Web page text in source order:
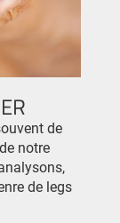
de
notre
de legs